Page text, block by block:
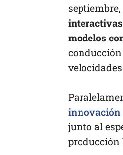
modelos
innovación
junto al
producción